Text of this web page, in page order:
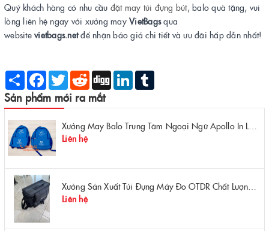
Quý khách hàng có nhu cầu đặt may túi đựng bút, balo quà tặng, vui
lòng liên hệ ngay với xưởng may VietBagsqua
websitevietbags.netđể nhận báo giá chi tiết và ưu đãi hấp dẫn nhất!
Share Facebook
Twitter Reddit Digg LinkedIn
Sản phẩm mới ra mắt
Xưởng May Balo Trung Tâm Ngoại Ngữ Apollo In Logo Giá Rẻ Tại Xưởng
Liên hệ
Xưởng Sản Xuất Túi Đựng Máy Đo OTDR Chất Lượng – Chống Va Đập, Giá Tận Xưởng
Liên hệ